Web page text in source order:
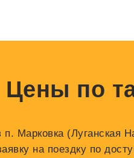
Цены по
Марковка (Луганская
на поездку по